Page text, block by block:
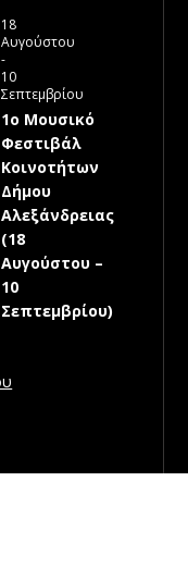
18
Αυγούστου
-
10
Σεπτεμβρίου
1ο Μουσικό
Φεστιβάλ
Κοινοτήτων
Δήμου
Αλεξάνδρειας
(18
Αυγούστου –
10
Σεπτεμβρίου)